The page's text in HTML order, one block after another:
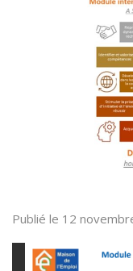
Publié le 12